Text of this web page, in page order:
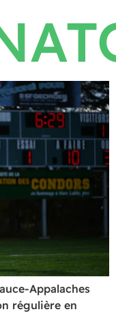
Appalaches
régulière en